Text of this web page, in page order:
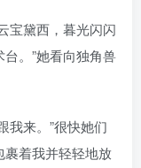
宝黛西，暮光闪闪
。”她看向独角兽
我来。”很快她们
着我并轻轻地放